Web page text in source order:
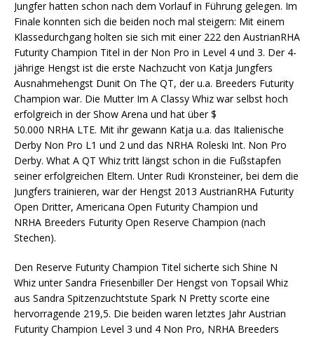
Jungfer hatten schon nach dem Vorlauf in Führung gelegen. Im
Finale konnten sich die beiden noch mal steigern: Mit einem
Klassedurchgang holten sie sich mit einer 222 den AustrianRHA
Futurity Champion Titel in der Non Pro in Level 4 und 3. Der 4-
jährige Hengst ist die erste Nachzucht von Katja Jungfers
Ausnahmehengst Dunit On The QT, der u.a. Breeders Futurity
Champion war. Die Mutter Im A Classy Whiz war selbst hoch
erfolgreich in der Show Arena und hat über $
50.000 NRHA LTE. Mit ihr gewann Katja u.a. das Italienische
Derby Non Pro L1 und 2 und das NRHA Roleski Int. Non Pro
Derby. What A QT Whiz tritt längst schon in die Fußstapfen
seiner erfolgreichen Eltern. Unter Rudi Kronsteiner, bei dem die
Jungfers trainieren, war der Hengst 2013 AustrianRHA Futurity
Open Dritter, Americana Open Futurity Champion und
NRHA Breeders Futurity Open Reserve Champion (nach
Stechen).
Den Reserve Futurity Champion Titel sicherte sich Shine N
Whiz unter Sandra Friesenbiller Der Hengst von Topsail Whiz
aus Sandra Spitzenzuchtstute Spark N Pretty scorte eine
hervorragende 219,5. Die beiden waren letztes Jahr Austrian
Futurity Champion Level 3 und 4 Non Pro, NRHA Breeders